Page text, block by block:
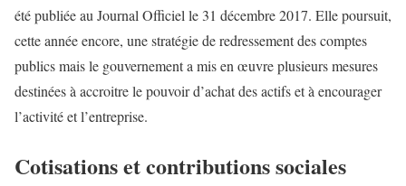
été publiée au Journal Officiel le 31 décembre 2017. Elle poursuit,
cette année encore, une stratégie de redressement des comptes
publics mais le gouvernement a mis en œuvre plusieurs mesures
destinées à accroitre le pouvoir d’achat des actifs et à encourager
l’activité et l’entreprise.
Cotisations et contributions sociales